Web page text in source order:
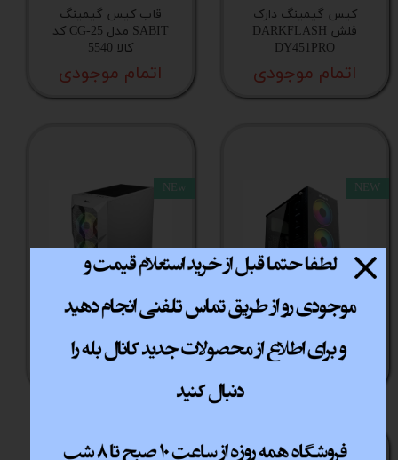
کیس گیمینگ دارک
فلش DARKFLASH
DY451PRO
اتمام موجودی
قاب کیس گیمینگ
SABIT مدل CG-25 کد
کالا 5540
اتمام موجودی
sabit CG-20 کد کالا 5539
NEW
FG_730W کد کالا 5624
NEw